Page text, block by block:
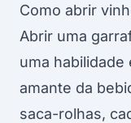
Como abrir
Abrir uma
uma
amante da
saca-rolhas,